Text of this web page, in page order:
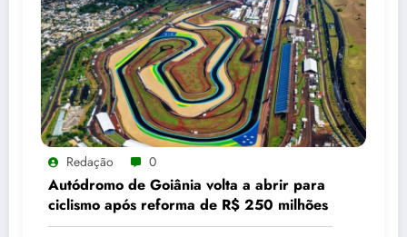
Redação 0
Autódromo de Goiânia volta a abrir para
ciclismo após reforma de R$ 250 milhões